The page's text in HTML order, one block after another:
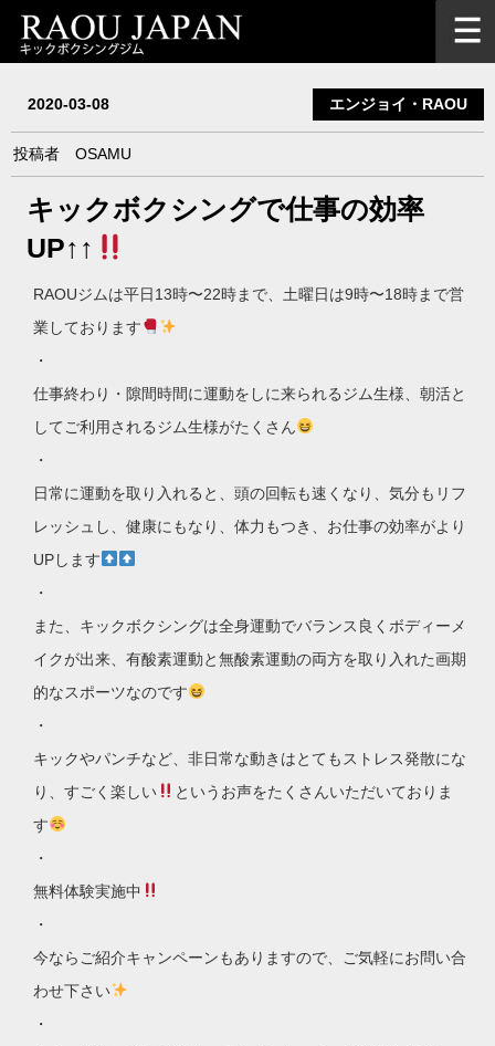
2020-03-08 エンジョイ・RAOU
投稿者 OSAMU
キックボクシングで仕事の効率
UP↑↑
RAOUジムは平日13時〜22時まで、土曜日は9時〜18時まで営
業しております
・
仕事終わり・隙間時間に運動をしに来られるジム生様、朝活と
してご利用されるジム生様がたくさん
・
日常に運動を取り入れると、頭の回転も速くなり、気分もリフ
レッシュし、健康にもなり、体力もつき、お仕事の効率がより
UPします
・
また、キックボクシングは全身運動でバランス良くボディーメ
イクが出来、有酸素運動と無酸素運動の両方を取り入れた画期
的なスポーツなのです
・
キックやパンチなど、非日常な動きはとてもストレス発散にな
り、すごく楽しい
というお声をたくさんいただいておりま
す
・
無料体験実施中
・
今ならご紹介キャンペーンもありますので、ご気軽にお問い合
わせ下さい
・